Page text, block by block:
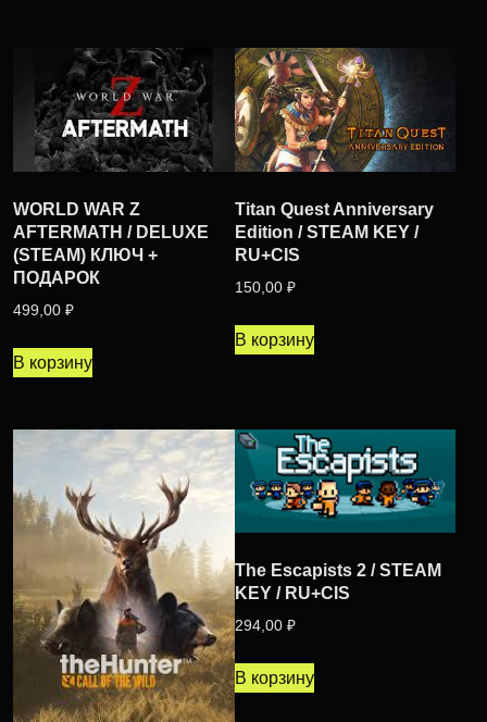
WORLD WAR Z
AFTERMATH / DELUXE
(STEAM) КЛЮЧ +
ПОДАРОК
499,00 ₽
В корзину
Titan Quest Anniversary
Edition / STEAM KEY /
RU+CIS
150,00 ₽
В корзину
The Escapists 2 / STEAM
KEY / RU+CIS
294,00 ₽
В корзину